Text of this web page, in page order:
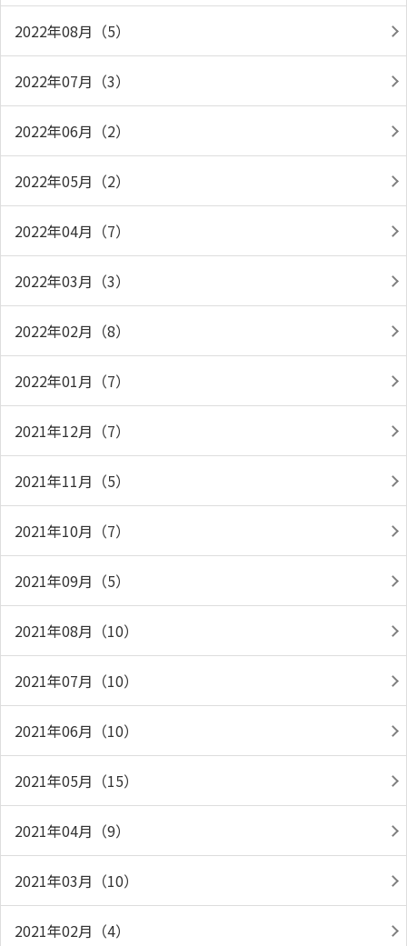
2022年08月（5）
2022年07月（3）
2022年06月（2）
2022年05月（2）
2022年04月（7）
2022年03月（3）
2022年02月（8）
2022年01月（7）
2021年12月（7）
2021年11月（5）
2021年10月（7）
2021年09月（5）
2021年08月（10）
2021年07月（10）
2021年06月（10）
2021年05月（15）
2021年04月（9）
2021年03月（10）
2021年02月（4）